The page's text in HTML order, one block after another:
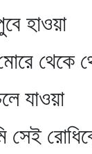
হাওয়া
থেকে
যাওয়া